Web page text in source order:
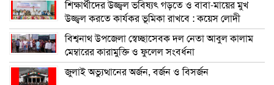
শিক্ষার্থীদের উজ্জ্বল ভবিষ্যৎ গড়তে ও বাবা-মায়ের মুখ
উজ্জ্বল করতে কার্যকর ভূমিকা রাখবে : কয়েস লোদী
বিশ্বনাথ উপজেলা স্বেচ্ছাসেবক দল নেতা আবুল কালাম
মেম্বারের কারামুক্তি ও ফুলেল সংবর্ধনা
জুলাই অভ্যুত্থানের অর্জন, বর্জন ও বিসর্জন